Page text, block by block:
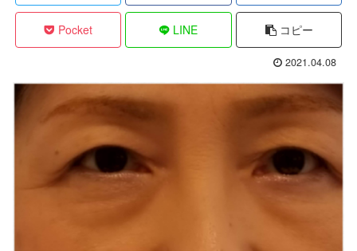
Pocket LINE コピー
2021.04.08